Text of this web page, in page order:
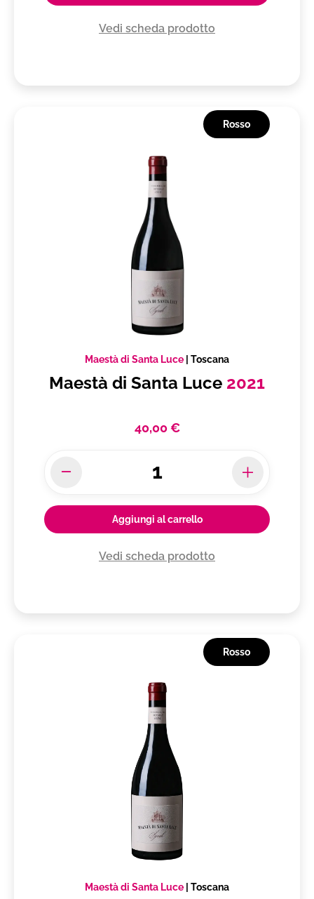
Vedi scheda prodotto
Rosso
Maestà di Santa Luce | Toscana
Maestà di Santa Luce 2021
40,00 €
Aggiungi al carrello
Vedi scheda prodotto
Rosso
Maestà di Santa Luce | Toscana